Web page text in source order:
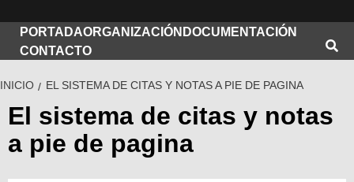
PORTADAORGANIZACIÓN DOCUMENTACIÓN
CONTACTO
INICIO EL SISTEMA DE CITAS Y NOTAS A PIE DE PAGINA
El sistema de citas y notas
a pie de pagina